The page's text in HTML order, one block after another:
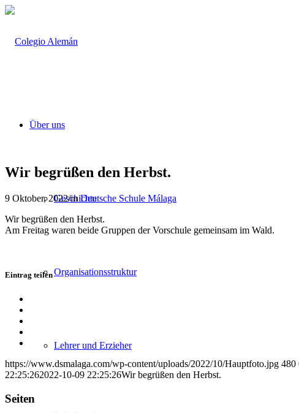
Über uns
Geschichte
Organisationsstruktur
Lehrer und Erzieher
Wir begrüßen den Herbst.
9 Oktober, 2022/inDeutsche Schule Málaga
Wir begrüßen den Herbst.
Am Freitag waren beide Gruppen der Vorschule gemeinsam im Wald.
Eintrag teilen
WhatsApp
Mail
teilen
https://www.dsmalaga.com/wp-content/uploads/2022/10/Hauptfoto.jpg 480
22:25:262022-10-09 22:25:26Wir begrüßen den Herbst.
Seiten